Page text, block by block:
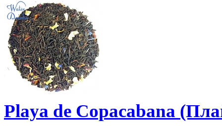
Playa de Copacabana